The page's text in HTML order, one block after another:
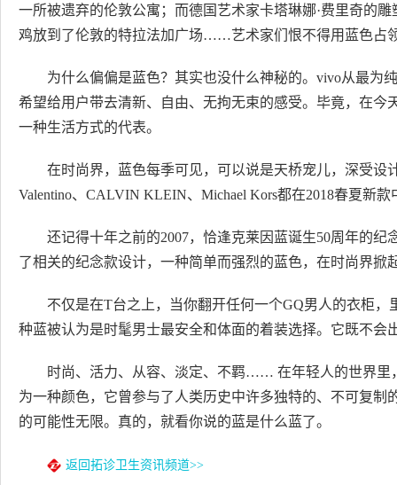
一所被遗弃的伦敦公寓；而德国艺术家卡塔琳娜·费里奇的
鸡放到了伦敦的特拉法加广场……艺术家们恨不得用蓝色占
为什么偏偏是蓝色？其实也没什么神秘的。vivo从最为
希望给用户带去清新、自由、无拘无束的感受。毕竟，在
一种生活方式的代表。
在时尚界，蓝色每季可见，可以说是天桥宠儿，深受设
Valentino、CALVIN KLEIN、Michael Kors都在2018春夏新
还记得十年之前的2007，恰逢克莱因蓝诞生50周年的
了相关的纪念款设计，一种简单而强烈的蓝色，在时尚界掀
不仅是在T台之上，当你翻开任何一个GQ男人的衣柜
种蓝被认为是时髦男士最安全和体面的着装选择。它既不会
时尚、活力、从容、淡定、不羁…… 在年轻人的世界里
为一种颜色，它曾参与了人类历史中许多独特的、不可复
的可能性无限。真的，就看你说的蓝是什么蓝了。
返回拓诊卫生资讯频道>>